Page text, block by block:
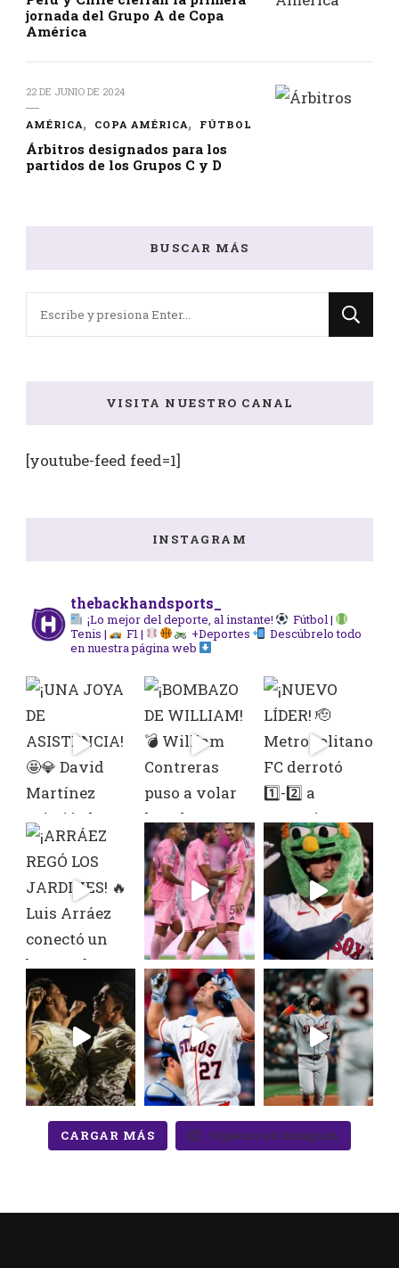
jornada del Grupo A de Copa
América
22 DE JUNIO DE 2024
AMÉRICA COPA AMÉRICA FÚTBOL
Árbitros designados para los
partidos de los Grupos C y D
BUSCAR MÁS
VISITA NUESTRO CANAL
[youtube-feed feed=1]
INSTAGRAM
thebackhandsports_
¡Lo mejor del deporte, al instante!
Fútbol |
Tenis |
F1 | +Deportes
Descúbrelo todo
en nuestra página web
CARGAR MÁS Síguenos en Instagram